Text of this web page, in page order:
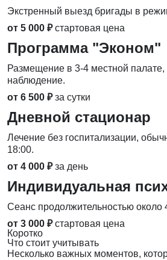
Экстренный выезд бригады в
от 5 000 ₽ стартовая цена
Программа "Эконом"
Размещение в 3-4 местной палате,
наблюдение.
от 6 500 ₽ за сутки
Дневной стационар
Лечение без госпитализации,
18:00.
от 4 000 ₽ за день
Индивидуальная
Сеанс продолжительностью около
от 3 000 ₽ стартовая цена
Коротко
Что стоит учитывать
Несколько важных моментов,